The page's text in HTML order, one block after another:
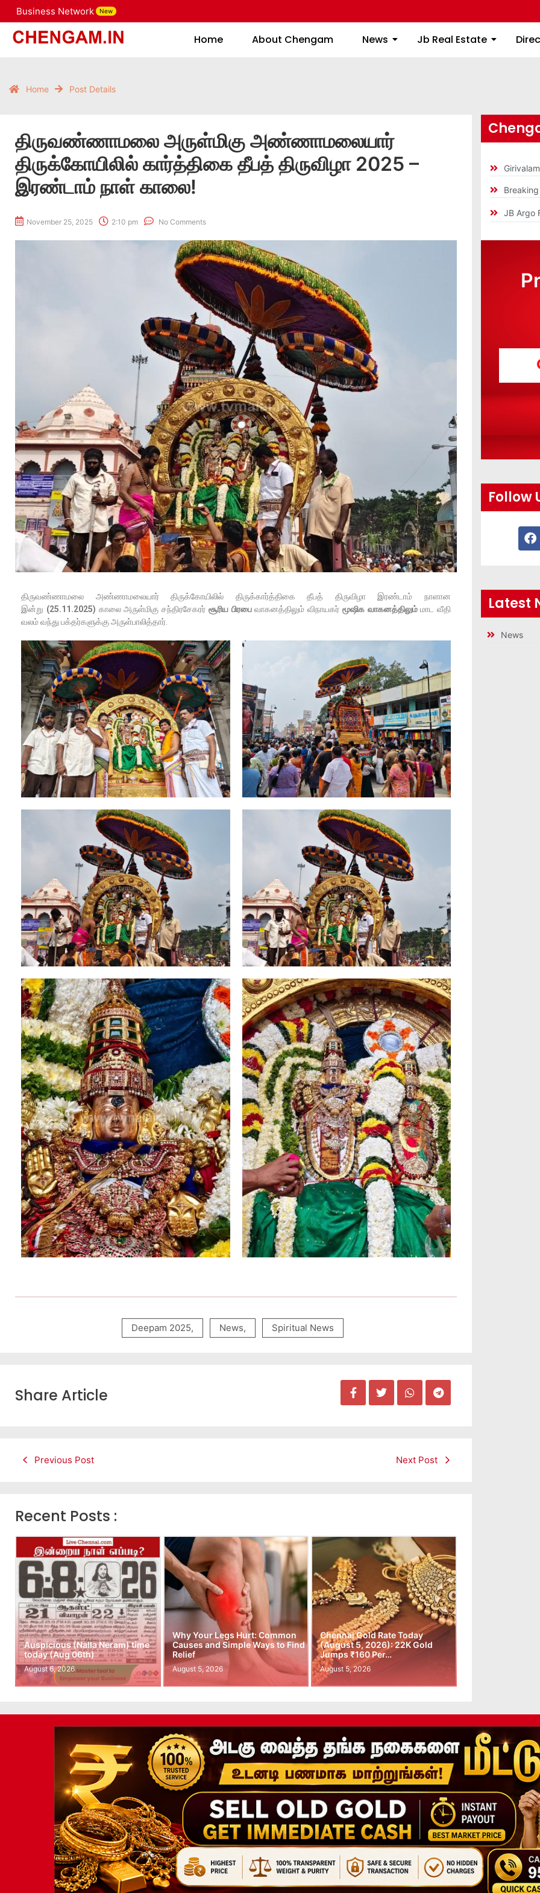
Business Network New
Home About Chengam News Jb Real Estate
Home About Chengam News Jb Real Estate
Home Post Details
திருவண்ணாமலை அருள்மிகு அண்ணாமலையார்
திருக்கோயிலில் கார்த்திகை தீபத் திருவிழா 2025 –
இரண்டாம் நாள் காலை!
November 25, 2025 2:10 pm No Comments
திருவண்ணாமலை அண்ணாமலையார் திருக்கோயிலில் திருக்கார்த்திகை தீபத் திருவிழா இரண்டாம் நாளான
இன்று (25.11.2025) காலை அருள்மிகு சந்திரசேகரர் சூரிய பிரபைவாகனத்திலும் விநாயகர் மூஷிக வாகனத்திலும்மாட வீதி
வலம் வந்து பக்தர்களுக்கு அருள்பாலித்தார்.
Deepam 2025, News, Spiritual News
Share Article
Previous Post Next Post
Recent Posts :
Auspicious (Nalla Neram) time
today (Aug 06th)
August 6, 2026
Why Your Legs Hurt: Common
Causes and Simple Ways to Find
Relief
August 5, 2026
Chennai Gold Rate Today
(August 5, 2026): 22K Gold
Jumps ₹160 Per…
August 5, 2026
JB Argo
Follow
Latest
News